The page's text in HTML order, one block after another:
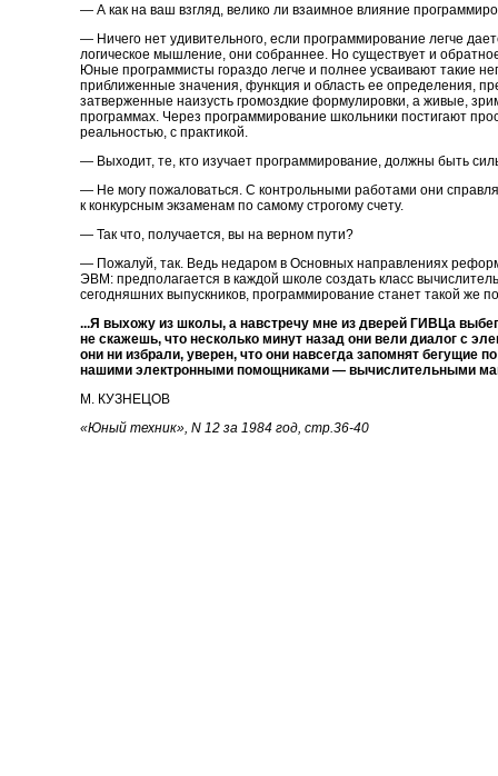
— А как на ваш взгляд, велико ли взаимное влияние
— Ничего нет удивительного, если программирование легче
логическое мышление, они собраннее. Но существует и
Юные программисты гораздо легче и полнее усваивают такие
приближенные значения, функция и область ее определения,
затверженные наизусть громоздкие формулировки, а живые,
программах. Через программирование школьники постигают
реальностью, с практикой.
— Выходит, те, кто изучает программирование, должны быть
— Не могу пожаловаться. С контрольными работами они
к конкурсным экзаменам по самому строгому счету.
— Так что, получается, вы на верном пути?
— Пожалуй, так. Ведь недаром в Основных направлениях
ЭВМ: предполагается в каждой школе создать класс
сегодняшних выпускников, программирование станет такой же
...Я выхожу из школы, а навстречу мне из дверей ГИВЦа
не скажешь, что несколько минут назад они вели диалог с
они ни избрали, уверен, что они навсегда запомнят бегущие
нашими электронными помощниками — вычислительными
М. КУЗНЕЦОВ
«Юный техник», N 12 за 1984 год, стр.36-40